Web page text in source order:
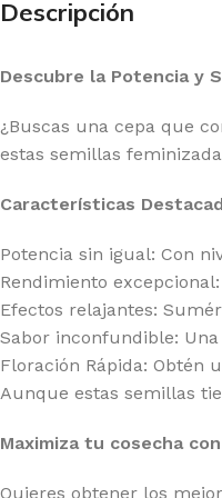
GENETICS
BUDDHA SEEDS
SEEDS
SEEDS
SEEDS
Descripción
Descubre la Potencia y
¿Buscas una cepa que
estas semillas
Características
Potencia sin igual: Con
Rendimiento
Efectos relajantes:
Sabor inconfundible:
Floración Rápida: Obtén
Aunque estas semillas
Maximiza tu cosecha
Quieres obtener los